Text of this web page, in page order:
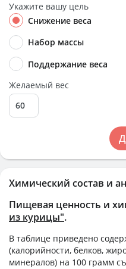
Химический состав и
Пищевая ценность и
из курицы".
В таблице приведено
(калорийности, белков,
минералов) на 100 грамм
Укажите вашу цель
Снижение веса
Набор массы
Поддержание веса
Желаемый вес